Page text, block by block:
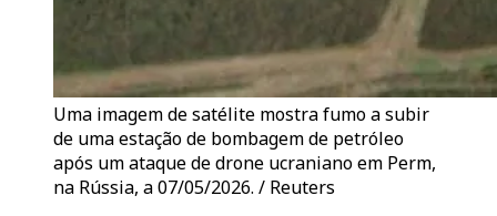
Uma imagem de satélite mostra fumo a subir
de uma estação de bombagem de petróleo
após um ataque de drone ucraniano em Perm,
na Rússia, a 07/05/2026. / Reuters